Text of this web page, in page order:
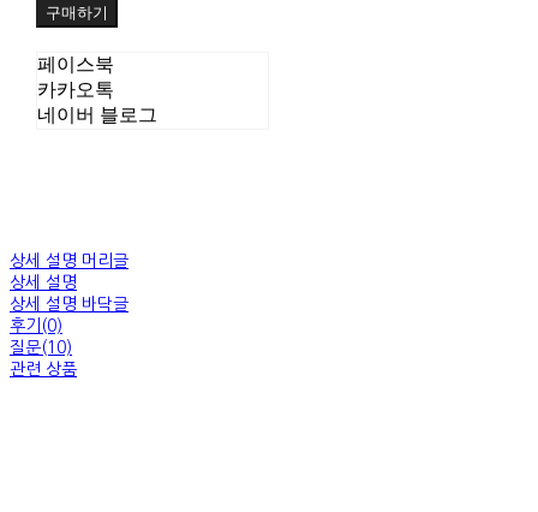
구매하기
페이스북
카카오톡
네이버 블로그
상세 설명 머리글
상세 설명
상세 설명 바닥글
후기(0)
질문(10)
관련 상품